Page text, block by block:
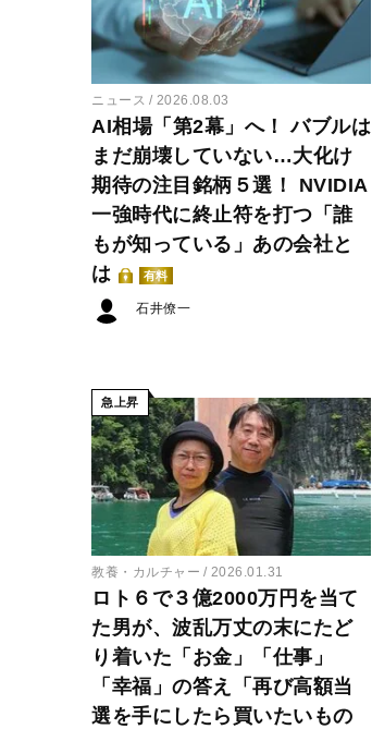
ニュース 2026.08.03
AI相場「第2幕」へ！ バブルは
まだ崩壊していない…大化け
期待の注目銘柄５選！ NVIDIA
一強時代に終止符を打つ「誰
もが知っている」あの会社と
は
有料
石井僚一
急上昇
教養・カルチャー 2026.01.31
ロト６で３億2000万円を当て
た男が、波乱万丈の末にたど
り着いた「お金」「仕事」
「幸福」の答え「再び高額当
選を手にしたら買いたいもの